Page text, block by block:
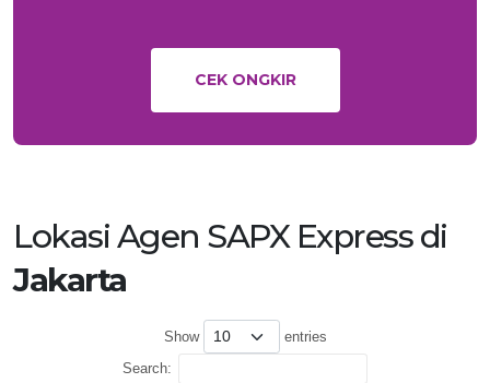
CEK ONGKIR
Lokasi Agen SAPX Express di
Jakarta
Show
entries
Search: